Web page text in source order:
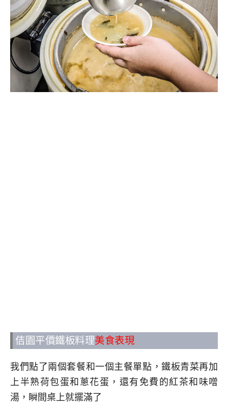
佶園平價鐵板料理美食表現
我們點了兩個套餐和一個主餐單點，鐵板青菜再加
上半熟荷包蛋和蔥花蛋，還有免費的紅茶和味噌
湯，瞬間桌上就擺滿了